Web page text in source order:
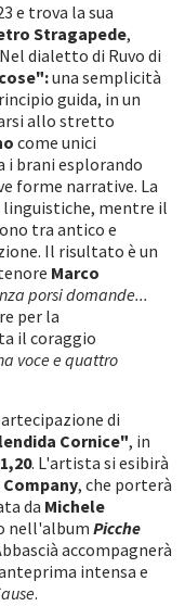
e trova la sua
Stragapede,
dialetto di Ruvo di
una semplicità
guida, in un
allo stretto
come unici
brani esplorando
forme narrative. La
linguistiche, mentre il
tra antico e
Il risultato è un
Marco
porsi domande...
per la
il coraggio
voce e quattro
di
Cornice", in
. L'artista si esibirà
, che porterà
da Michele
nell'album Picche
accompagnerà
intensa e
.